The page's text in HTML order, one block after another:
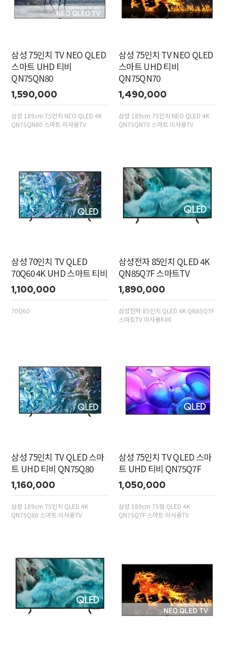
삼성 75인치 TV NEO QLED
스마트 UHD 티비
QN75QN80
1,590,000
삼성 189cm 75인치 NEO QLED 4K
QN75QN80 스마트 미사용TV
삼성 75인치 TV NEO QLED
스마트 UHD 티비
QN75QN70
1,490,000
삼성 189cm 75인치 NEO QLED 4K
QN75QN70 스마트 미사용TV
삼성 70인치 TV QLED
70Q60 4K UHD 스마트 티비
1,100,000
70Q60
삼성전자 85인치 QLED 4K
QN85Q7F 스마트TV
1,890,000
삼성전자 85인치 QLED 4K QN85Q7F
스마트TV 미사용티비
삼성 75인치 TV QLED 스마
트 UHD 티비 QN75Q80
1,160,000
삼성 189cm 75인치 QLED 4K
QN75Q80 스마트 미사용TV
삼성 75인치 TV QLED 스마
트 UHD 티비 QN75Q7F
1,050,000
삼성 189cm 75형 QLED 4K
QN75Q7F 스마트 미사용TV